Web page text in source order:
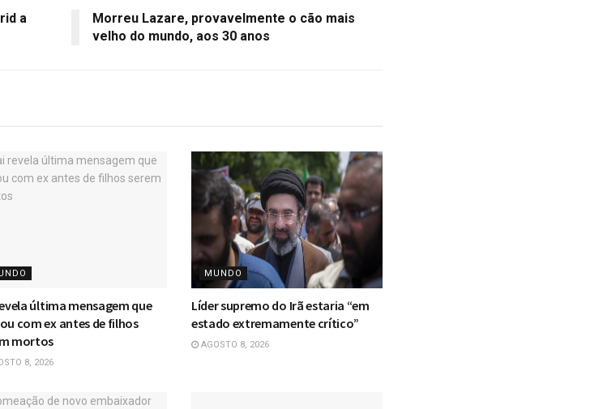
a
Morreu Lazare, provavelmente o cão mais
velho do mundo, aos 30 anos
última mensagem que
com ex antes de filhos
mortos
8, 2026
MUNDO
Líder supremo do Irã estaria “em
estado extremamente crítico”
AGOSTO 8, 2026